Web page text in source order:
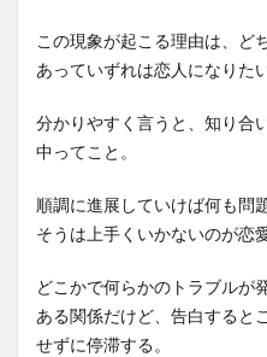
この現象が起こる理由は、ど
あっていずれは恋人になりた
分かりやすく言うと、知り合
中ってこと。
順調に進展していけば何も問
そうは上手くいかないのが恋
どこかで何らかのトラブルが
ある関係だけど、告白すると
せずに停滞する。